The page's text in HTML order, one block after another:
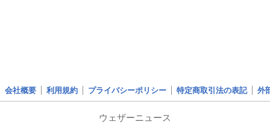
会社概要 利用規約 プライバシーポリシー 特定商取引法の表記 外
ウェザーニュース